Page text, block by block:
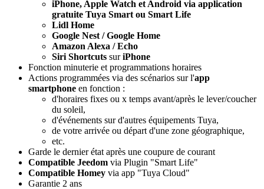
iPhone, Apple Watch et Android via application
gratuite Tuya Smart ou Smart Life
Lidl Home
Google Nest /Google Home
Amazon Alexa / Echo
Siri Shortcuts suriPhone
Fonction minuterie et programmations horaires
Actions programmées via des scénarios sur l'app
smartphone en fonction :
d'horaires fixes ou x temps avant/après le lever/coucher
du soleil,
d'événements sur d'autres équipements Tuya,
de votre arrivée ou départ d'une zone géographique,
etc.
Garde le dernier état après une coupure de courant
Compatible Jeedom via Plugin "Smart Life"
Compatible Homey via app "Tuya Cloud"
Garantie 2 ans